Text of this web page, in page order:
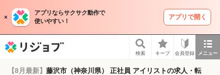
アプリならサクサク動作で
使いやすい！
アプリで開く
検索 キープ 会員登録 メニュー
【8月最新】 藤沢市（神奈川県） 正社員 アイリストの求人・転